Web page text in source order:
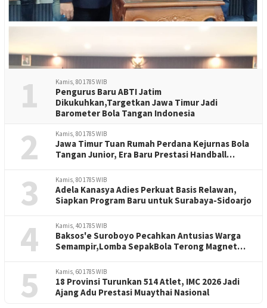
1 Kamis, 80 1785 WIB
Pengurus Baru ABTI Jatim
Dikukuhkan,Targetkan Jawa Timur Jadi
Barometer Bola Tangan Indonesia
2 Kamis, 80 1785 WIB
Jawa Timur Tuan Rumah Perdana Kejurnas Bola
Tangan Junior, Era Baru Prestasi Handball
3 Kamis, 80 1785 WIB
Adela Kanasya Adies Perkuat Basis Relawan,
Siapkan Program Baru untuk Surabaya-Sidoarjo
4 Kamis, 40 1785 WIB
Baksos'e Suroboyo Pecahkan Antusias Warga
Semampir,Lomba SepakBola Terong Magnet
5 Kamis, 60 1785 WIB
18 Provinsi Turunkan 514 Atlet, IMC 2026 Jadi
Ajang Adu Prestasi Muaythai Nasional